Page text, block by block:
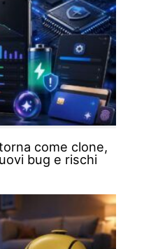
come clone,
bug e rischi